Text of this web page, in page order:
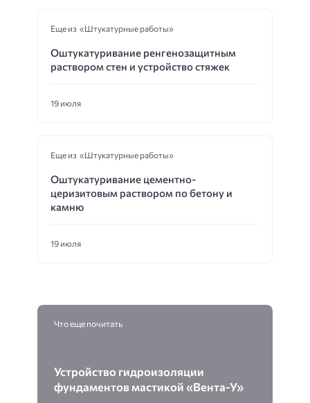
Еще из «Штукатурные работы»
Оштукатуривание ренгенозащитным
раствором стен и устройство стяжек
19 июля
Еще из «Штукатурные работы»
Оштукатуривание цементно-
церизитовым раствором по бетону и
камню
19 июля
Что еще почитать
Устройство гидроизоляции
фундаментов мастикой «Вента-У»